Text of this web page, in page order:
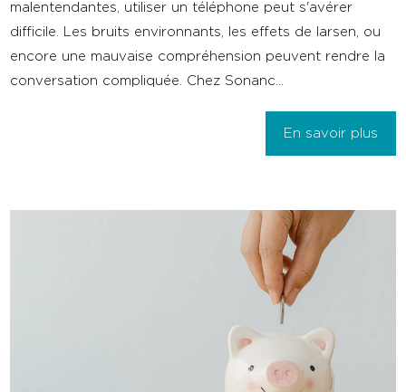
malentendantes, utiliser un téléphone peut s'avérer
difficile. Les bruits environnants, les effets de larsen, ou
encore une mauvaise compréhension peuvent rendre la
conversation compliquée. Chez Sonanc...
En savoir plus